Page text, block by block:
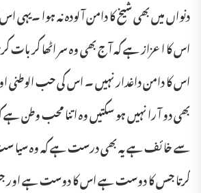
دنواں میں بھی شیخ کا دامن آ لودہ نہ ہوا ۔یہی
اس کا اعزاز ہے کہ آ ج بھی وہ سر اٹھا کر بات
اس کا دامن داغدار نہیں ۔ اس کی حب الوطنی
بھی دو آ را نہیں ہو سکتیں وہ اتنا محب وطن
سے خا ئف ہے یہ بھی درست ہے کہ وہ سیا
کرتا جس کا دوست ہے اس کا دوست ہے اور